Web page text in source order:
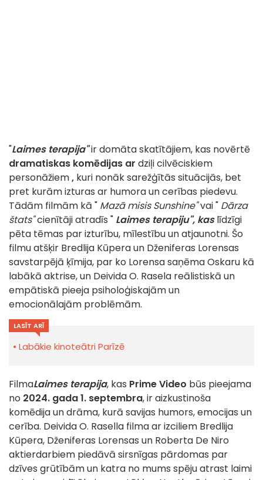
"Laimes terapija"ir domāta skatītājiem, kas novērtē
dramatiskas komēdijas ar dziļi cilvēciskiem
personāžiem, kuri nonāk sarežģītās situācijās, bet
pret kurām izturas ar humora un cerības piedevu.
Tādām filmām kā " Mazā misis Sunshine"vai " Dārza
štats"cienītāji atradīs " Laimes terapiju", kaslīdzīgi
pēta tēmas par izturību, mīlestību un atjaunotni. Šo
filmu atšķir Bredlija Kūpera un Dženiferas Lorensas
savstarpējā ķīmija, par ko Lorensa saņēma Oskaru kā
labākā aktrise, un Deivida O. Rasela reālistiskā un
empātiskā pieeja psiholoģiskajām un
emocionālajām problēmām.
LASĪT ARĪ
Labākie kinoteātri Parīzē
FilmaLaimes terapija, kas Prime Video būs pieejama
no 2024. gada 1. septembra, ir aizkustinoša
komēdija un drāma, kurā savijas humors, emocijas un
cerība. Deivida O. Rasella filma ar izciliem Bredlija
Kūpera, Dženiferas Lorensas un Roberta De Niro
aktierdarbiem piedāvā sirsnīgas pārdomas par
dzīves grūtībām un katra no mums spēju atrast laimi